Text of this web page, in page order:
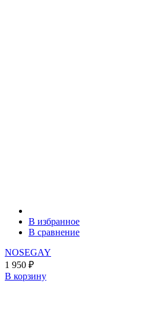
В избранное
В сравнение
NOSEGAY
1 950 ₽
В корзину